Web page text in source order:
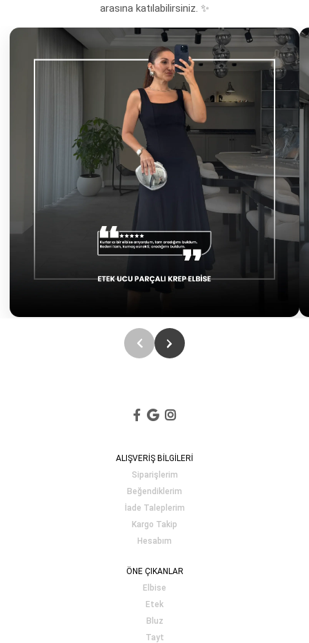
arasına katılabilirsiniz. ✨
ALIŞVERİŞ BİLGİLERİ
Siparişlerim
Beğendiklerim
İade Taleplerim
Kargo Takip
Hesabım
ÖNE ÇIKANLAR
Elbise
Etek
Bluz
Tayt